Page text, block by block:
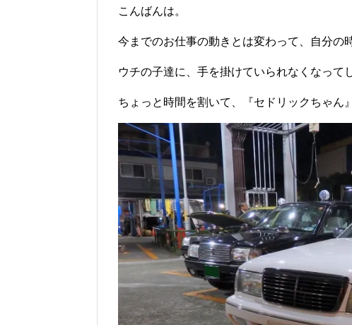
こんばんは。
今までのお仕事の動きとは変わって、自分の
ウチの子達に、手を掛けていられなくなって
ちょっと時間を割いて、『セドリックちゃん